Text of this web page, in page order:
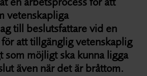
vetenskapliga
till beslutsfattare vid en
att tillgänglig vetenskaplig
som möjligt ska kunna ligga
även när det är bråttom.